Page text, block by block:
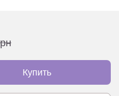
Купить